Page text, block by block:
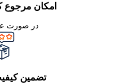
امکان
در صورت
تضمین